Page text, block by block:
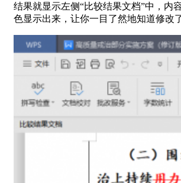
结果就显示左侧“比较结果文档”中，内
色显示出来，让你一目了然地知道修改